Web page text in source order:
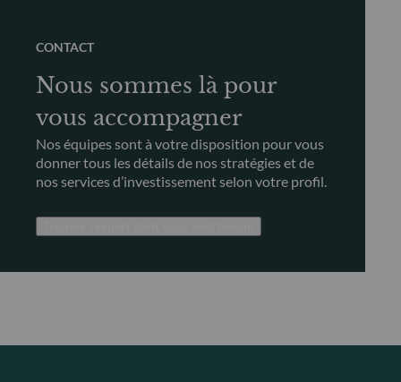
CONTACT
Nous sommes là pour
vous accompagner
Nos équipes sont à votre disposition pour vous
donner tous les détails de nos stratégies et de
nos services d’investissement selon votre profil.